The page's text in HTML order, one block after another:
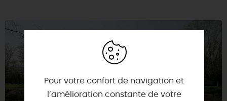
Pour votre confort de navigation et
l’amélioration constante de votre